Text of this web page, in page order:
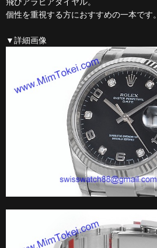
個性を重視する方におすすめの一本です。
▼詳細画像